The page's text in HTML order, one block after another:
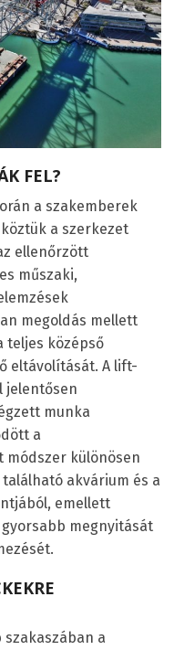
FEL?
a szakemberek
a szerkezet
ellenőrzött
műszaki,
megoldás mellett
teljes középső
eltávolítását. A lift-
jelentősen
munka
a
módszer különösen
akvárium és a
emellett
megnyitását
a